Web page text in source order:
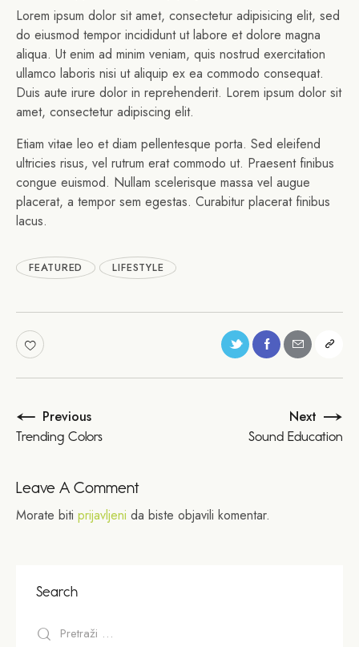
Lorem ipsum dolor sit amet, consectetur adipisicing elit, sed
do eiusmod tempor incididunt ut labore et dolore magna
aliqua. Ut enim ad minim veniam, quis nostrud exercitation
ullamco laboris nisi ut aliquip ex ea commodo consequat.
Duis aute irure dolor in reprehenderit. Lorem ipsum dolor sit
amet, consectetur adipiscing elit.
Etiam vitae leo et diam pellentesque porta. Sed eleifend
ultricies risus, vel rutrum erat commodo ut. Praesent finibus
congue euismod. Nullam scelerisque massa vel augue
placerat, a tempor sem egestas. Curabitur placerat finibus
lacus.
FEATURED LIFESTYLE
Previous
Trending Colors
Next
Sound Education
Leave A Comment
Morate biti prijavljeni da biste objavili komentar.
Search